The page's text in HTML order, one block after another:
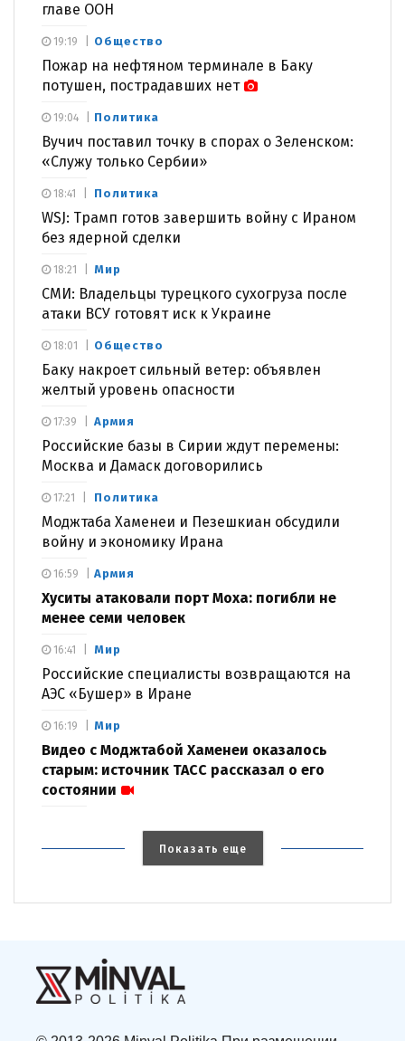
главе ООН
Общество
Пожар на нефтяном терминале в Баку
потушен, пострадавших нет
19:19
Политика
Вучич поставил точку в спорах о Зеленском:
«Служу только Сербии»
19:04
Политика
WSJ: Трамп готов завершить войну с Ираном
без ядерной сделки
18:41
Мир
СМИ: Владельцы турецкого сухогруза после
атаки ВСУ готовят иск к Украине
18:21
Общество
Баку накроет сильный ветер: объявлен
желтый уровень опасности
18:01
Армия
Российские базы в Сирии ждут перемены:
Москва и Дамаск договорились
17:39
Политика
Моджтаба Хаменеи и Пезешкиан обсудили
войну и экономику Ирана
17:21
Армия
Хуситы атаковали порт Моха: погибли не
менее семи человек
16:59
Мир
Российские специалисты возвращаются на
АЭС «Бушер» в Иране
16:41
Мир
Видео с Моджтабой Хаменеи оказалось
старым: источник ТАСС рассказал о его
состоянии
16:19
Показать еще